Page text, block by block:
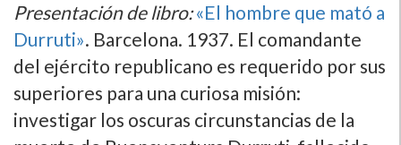
Presentación de libro: «El hombre que mató a
Durruti». Barcelona. 1937. El comandante
del ejército republicano es requerido por sus
superiores para una curiosa misión:
investigar los oscuras circunstancias de la